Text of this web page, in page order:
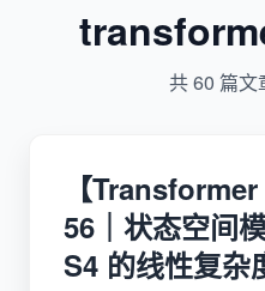
共 60 篇文
【
56｜状态空间
S4 的线性复杂